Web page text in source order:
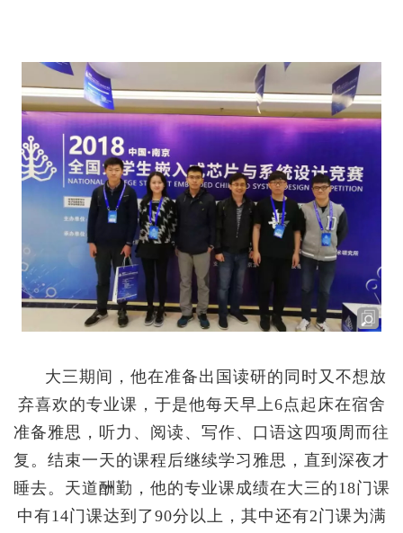
大三期间，他在准备出国读研的同时又不想放
弃喜欢的专业课，于是他每天早上6点起床在宿舍
准备雅思，听力、阅读、写作、口语这四项周而往
复。结束一天的课程后继续学习雅思，直到深夜才
睡去。天道酬勤，他的专业课成绩在大三的18门课
中有14门课达到了90分以上，其中还有2门课为满